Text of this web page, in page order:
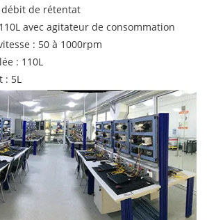
de rétentat
avec agitateur de consommation
: 50 à 1000rpm
: 110L
: 5L